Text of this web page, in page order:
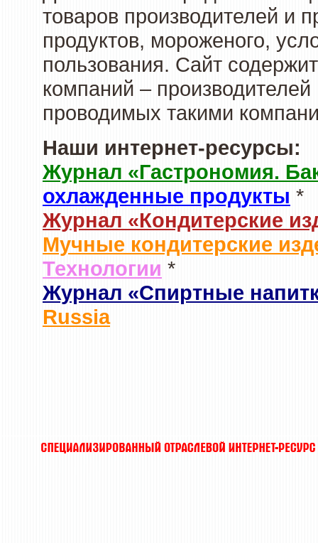
товаров производителей и
продуктов, мороженого,
пользования. Сайт
компаний –
проводимых такими
Наши интернет-ресурсы:
Журнал «Гастрономия.
охлажденные продукты *
Журнал «Кондитерские
Мучные кондитерские
Технологии *
Журнал «Спиртные
Russia